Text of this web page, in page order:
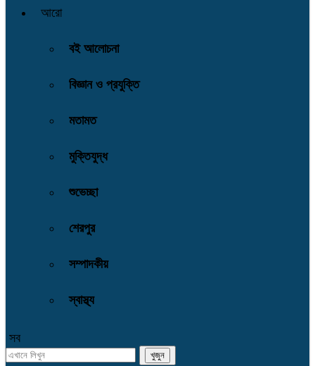
আরো
বই আলোচনা
বিজ্ঞান ও প্রযুক্তি
মতামত
মুক্তিযুদ্ধ
শুভেচ্ছা
শেরপুর
সম্পাদকীয়
স্বাস্থ্য
সব